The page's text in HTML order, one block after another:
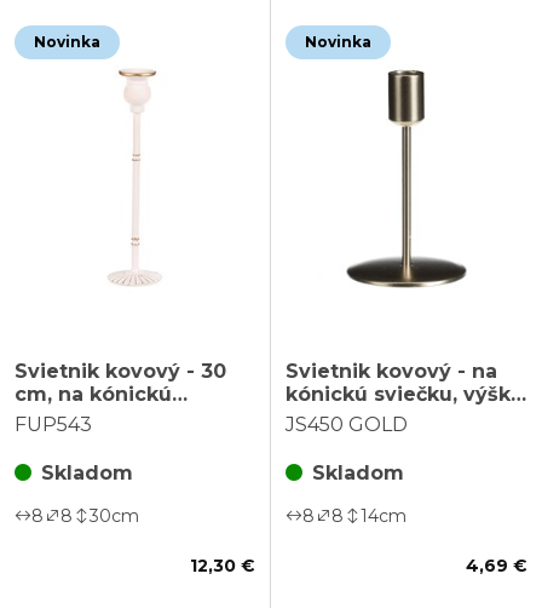
Novinka
Svietnik kovový - 30
cm, na kónickú
sviečku, biely
FUP543
Skladom
8 8 30cm
12,30 €
Novinka
Svietnik kovový - na
kónickú sviečku, výška
14 cm, zlatý
JS450 GOLD
Skladom
8 8 14cm
4,69 €